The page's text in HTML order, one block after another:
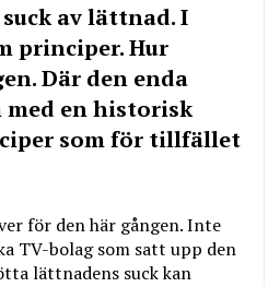
av lättnad. I
principer. Hur
Där den enda
med en historisk
som för tillfället
för den här gången. Inte
TV-bolag som satt upp den
lättnadens suck kan